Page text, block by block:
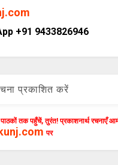
+91 9433826946
प्रकाशित करें
तक पहुँचें, तुरंत! प्रकाशनार्थ रचनाएँ
पर